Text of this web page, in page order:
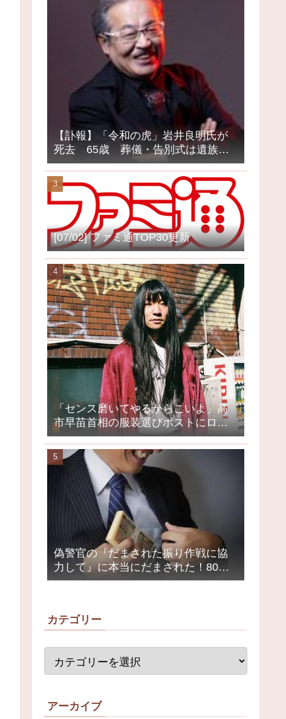
【訃報】「令和の虎」岩井良明氏が
死去 65歳 葬儀・告別式は遺族の
意向で密葬
[07/02] ファミ通TOP30更新
「センス磨いてやるからこいよ」高
市早苗首相の服装選びポストにロッ
クミュージシャンが激怒、ネット大
荒れ
偽警官の『だまされた振り作戦に協
力して』に本当にだまされた！80代
女性1200万円被害
カテゴリー
アーカイブ